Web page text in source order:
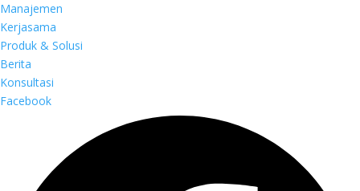
Manajemen
Kerjasama
Produk & Solusi
Berita
Konsultasi
Facebook